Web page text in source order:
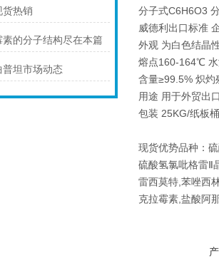
货热销
素的分子结构尽在本篇
普坦市场动态
分子式C6H6O3
威德利出口标准
外观 为白色结晶
熔点160-164℃
含量≥99.5% 炽灼
用途 用于外贸出
包装 25KG/纸板
现货优势品种：
硫酸氢氯吡格雷Ⅱ
雷西莫特,苯唑西
克拉霉素,盐酸阿